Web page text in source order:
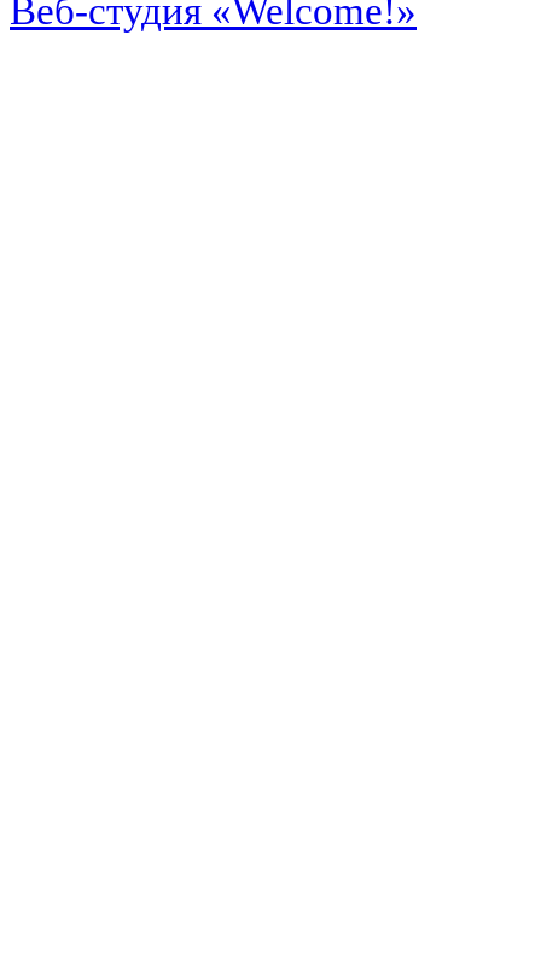
Веб-студия «Welcome!»